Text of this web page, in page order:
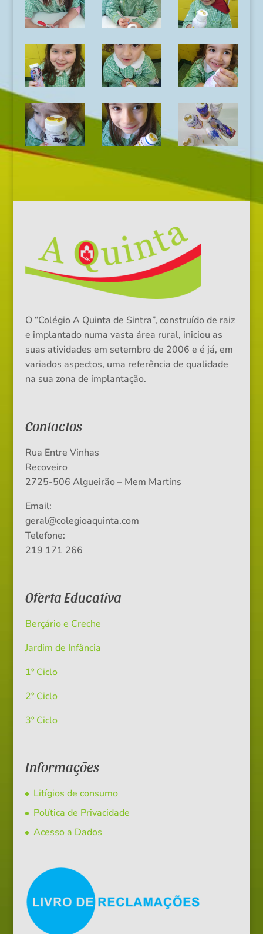
O “Colégio A Quinta de Sintra”, construído de raiz
e implantado numa vasta área rural, iniciou as
suas atividades em setembro de 2006 e é já, em
variados aspectos, uma referência de qualidade
na sua zona de implantação.
Contactos
Rua Entre Vinhas
Recoveiro
2725-506 Algueirão – Mem Martins
Email:
geral@colegioaquinta.com
Telefone:
219 171 266
Oferta Educativa
Berçário e Creche
Jardim de Infância
1º Ciclo
2º Ciclo
3º Ciclo
Informações
Litígios de consumo
Política de Privacidade
Acesso a Dados